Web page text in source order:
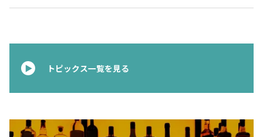
トピックス一覧を見る